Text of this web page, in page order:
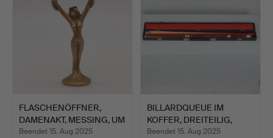
FLASCHENÖFFNER,
DAMENAKT, MESSING, UM
1950.
Beendet 15. Aug 2025
BILLARDQUEUE IM
KOFFER, DREITEILIG,
HOLZ M…
Beendet 15. Aug 2025